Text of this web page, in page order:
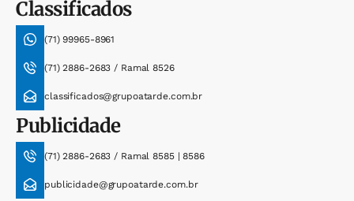
Classificados
(71) 99965-8961
(71) 2886-2683 / Ramal 8526
classificados@grupoatarde.com.br
Publicidade
(71) 2886-2683 / Ramal 8585 | 8586
publicidade@grupoatarde.com.br